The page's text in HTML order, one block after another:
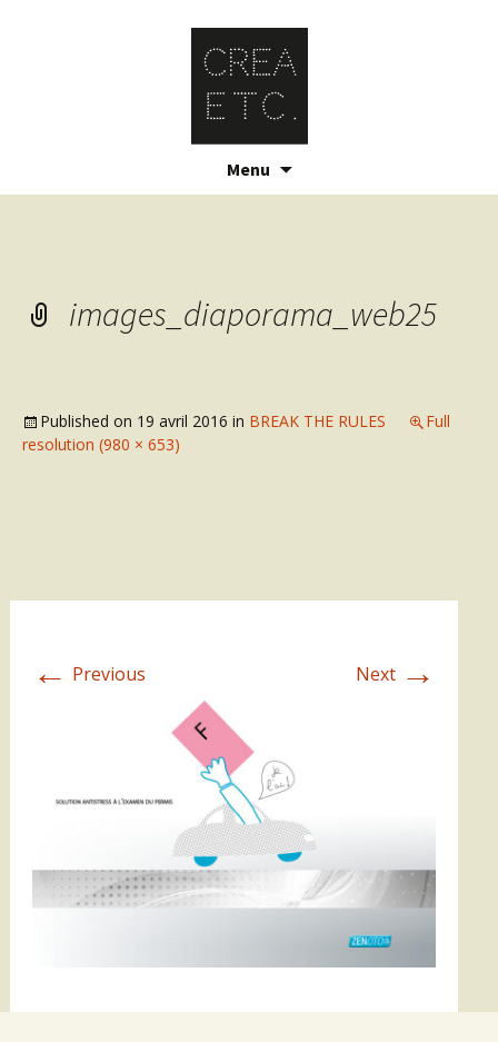
Menu
images_diaporama_web25
Published on 19 avril 2016 in BREAK THE RULES
Full
resolution (980 × 653)
← Previous Next →